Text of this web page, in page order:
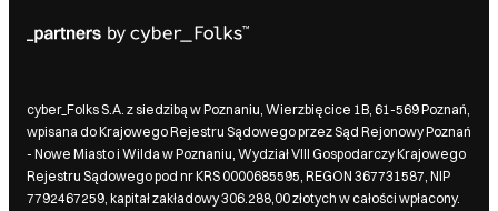
cyber_Folks S.A. z siedzibą w Poznaniu, Wierzbięcice 1B, 61-569 Poznań,
wpisana do Krajowego Rejestru Sądowego przez Sąd Rejonowy Poznań
- Nowe Miasto i Wilda w Poznaniu, Wydział VIII Gospodarczy Krajowego
Rejestru Sądowego pod nr KRS 0000685595, REGON 367731587, NIP
7792467259, kapitał zakładowy 306.288,00 złotych w całości wpłacony.